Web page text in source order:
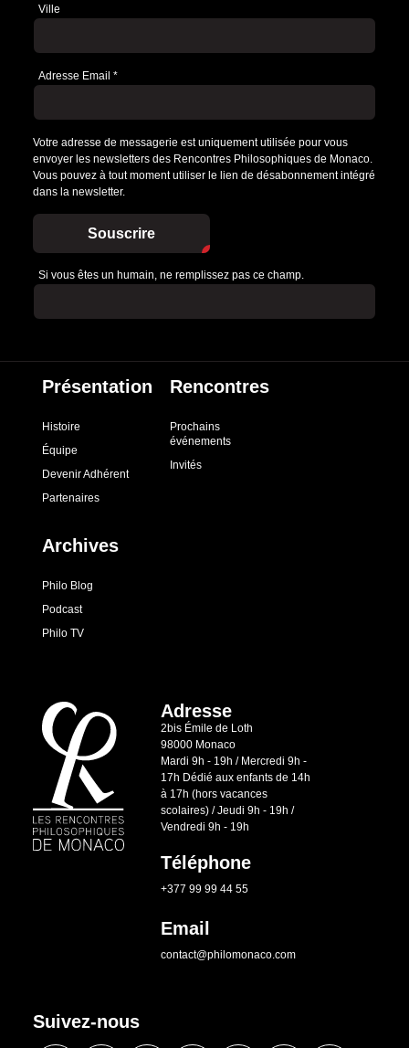
Ville
Adresse Email *
Votre adresse de messagerie est uniquement utilisée pour vous
envoyer les newsletters des Rencontres Philosophiques de Monaco.
Vous pouvez à tout moment utiliser le lien de désabonnement intégré
dans la newsletter.
Souscrire
Si vous êtes un humain, ne remplissez pas ce champ.
Présentation
Histoire
Équipe
Devenir Adhérent
Partenaires
Rencontres
Prochains
événements
Invités
Archives
Philo Blog
Podcast
Philo TV
Adresse
2bis Émile de Loth
98000 Monaco
Mardi 9h - 19h / Mercredi 9h -
17h Dédié aux enfants de 14h
à 17h (hors vacances
scolaires) / Jeudi 9h - 19h /
Vendredi 9h - 19h
Téléphone
+377 99 99 44 55
Email
contact@philomonaco.com
Suivez-nous